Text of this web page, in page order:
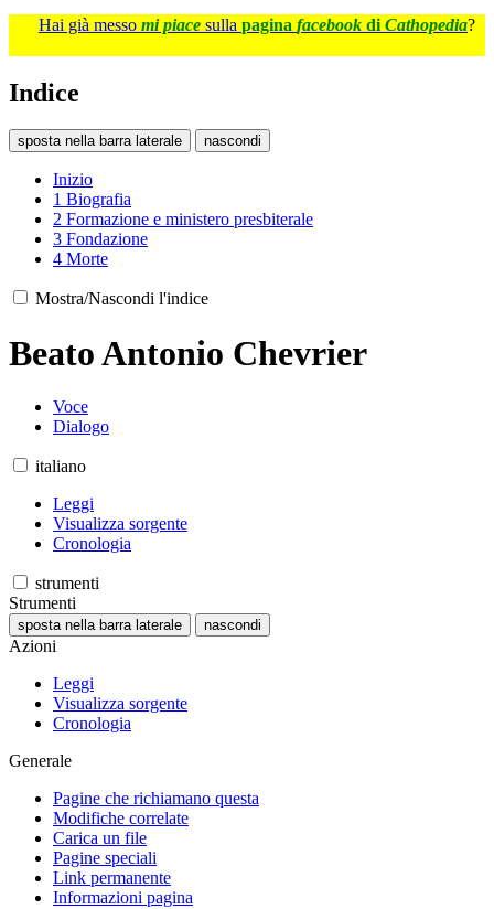
Hai già messo mi piace sulla pagina facebook di Cathopedia?
Indice
sposta nella barra laterale nascondi
Inizio
1 Biografia
2 Formazione e ministero presbiterale
3 Fondazione
4 Morte
Mostra/Nascondi l'indice
Beato Antonio Chevrier
Voce
Dialogo
italiano
Leggi
Visualizza sorgente
Cronologia
strumenti
Strumenti
sposta nella barra laterale nascondi
Azioni
Leggi
Visualizza sorgente
Cronologia
Generale
Pagine che richiamano questa
Modifiche correlate
Carica un file
Pagine speciali
Link permanente
Informazioni pagina